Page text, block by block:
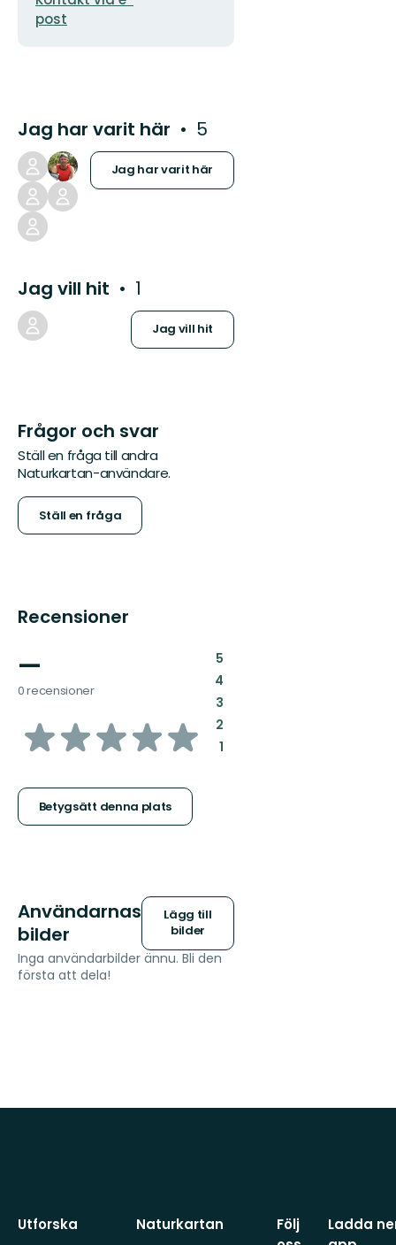
post
Jag har varit här 5
Jag har varit här
Jag vill hit 1
Jag vill hit
Frågor och svar
Ställ en fråga till andra
Naturkartan-användare.
Ställ en fråga
Recensioner
—
0 recensioner
av
stjärnor
Betygsätt denna plats
5:
4:
3:
2:
1:
Användarnas
bilder
Lägg till
bilder
Inga användarbilder ännu. Bli den
första att dela!
Utforska
Naturkartan
Följ
Ladda